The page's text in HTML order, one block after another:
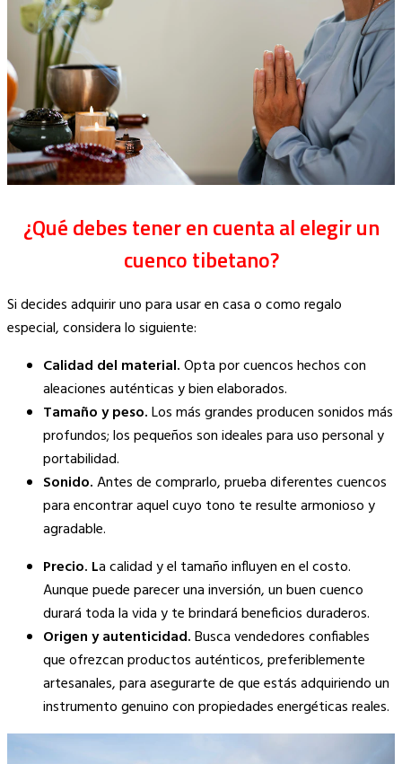
¿Qué debes tener en cuenta al elegir un
cuenco tibetano?
Si decides adquirir uno para usar en casa o como regalo
especial, considera lo siguiente:
Calidad del material.Opta por cuencos hechos con
aleaciones auténticas y bien elaborados.
Tamaño y peso.Los más grandes producen sonidos más
profundos; los pequeños son ideales para uso personal y
portabilidad.
Sonido.Antes de comprarlo, prueba diferentes cuencos
para encontrar aquel cuyo tono te resulte armonioso y
agradable.
Precio. La calidad y el tamaño influyen en el costo.
Aunque puede parecer una inversión, un buen cuenco
durará toda la vida y te brindará beneficios duraderos.
Origen y autenticidad.Busca vendedores confiables
que ofrezcan productos auténticos, preferiblemente
artesanales, para asegurarte de que estás adquiriendo un
instrumento genuino con propiedades energéticas reales.